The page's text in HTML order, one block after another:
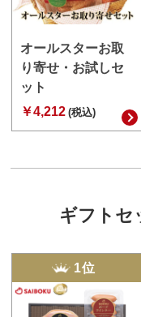
オールスターお取
り寄せ・お試しセ
ット
￥4,212 (税込)
ギフトセ
1位